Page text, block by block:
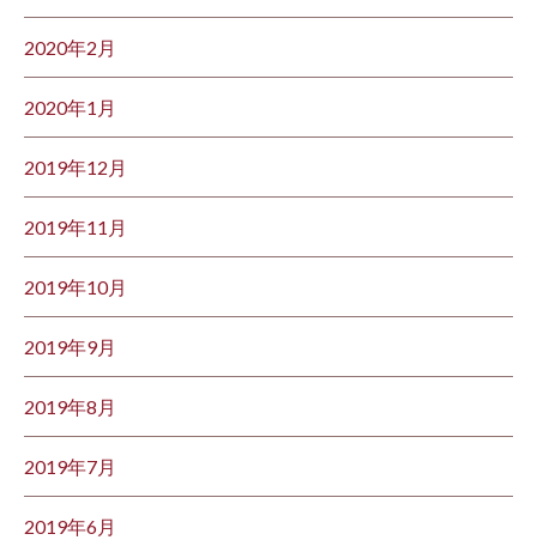
2020年2月
2020年1月
2019年12月
2019年11月
2019年10月
2019年9月
2019年8月
2019年7月
2019年6月